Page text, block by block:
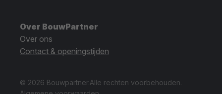
Over BouwPartner
Over ons
Contact & openingstijden
© 2026 Bouwpartner.Alle rechten voorbehouden.